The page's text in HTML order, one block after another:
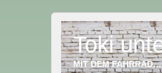
Toki
MIT DEM FAHRRAD…